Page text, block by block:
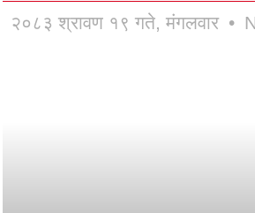
२०८३ श्रावण १९ गते, मंगलवार